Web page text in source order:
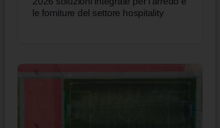
le forniture del settore hospitality